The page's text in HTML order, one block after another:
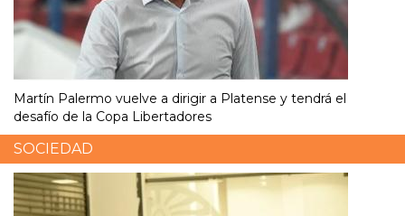
Martín Palermo vuelve a dirigir a Platense y tendrá el
desafío de la Copa Libertadores
SOCIEDAD